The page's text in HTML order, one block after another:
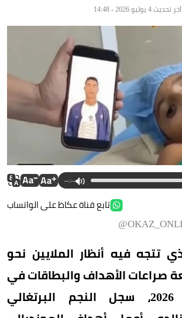
--:--
تابع قناة عكاظ على الواتساب
تتجه فيه أنظار الملايين نحو
صراعات الأهداف والبطاقات في
كأس العالم 2026، سجل النجم البرتغالي